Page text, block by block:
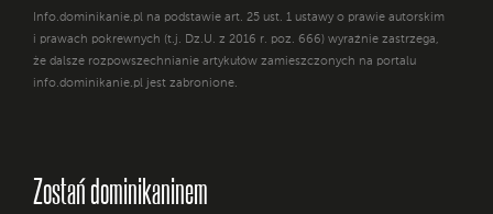
Info.dominikanie.pl na podstawie art. 25 ust. 1 ustawy o prawie autorskim
i prawach pokrewnych (t.j. Dz.U. z 2016 r. poz. 666) wyraźnie zastrzega,
że dalsze rozpowszechnianie artykułów zamieszczonych na portalu
info.dominikanie.pl jest zabronione.
Zostań dominikaninem